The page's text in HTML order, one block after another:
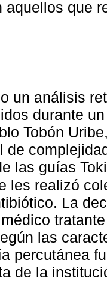
aquellos que
un análisis
durante
Tobón
de
las guías
les realizó
La
las
percutánea
de la